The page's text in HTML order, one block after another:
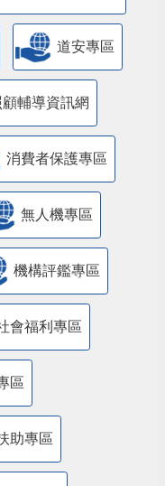
道安專區
輔導資訊網
消費者保護專區
無人機專區
機構評鑑專區
會福利專區
區
助專區